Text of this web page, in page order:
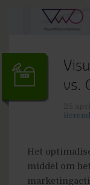
vs.
Het
middel om